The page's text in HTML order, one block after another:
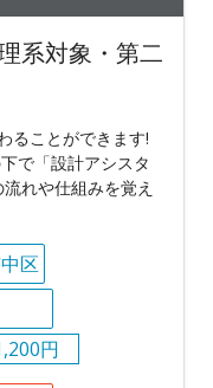
系対象・第二
ることができます!
で「設計アシスタ
れや仕組みを覚え
区
円